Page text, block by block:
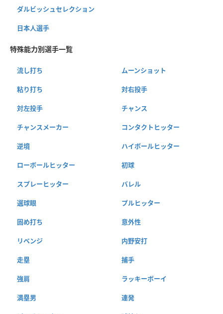
ダルビッシュセレクション
日本人選手
特殊能力別選手一覧
流し打ち ムーンショット
粘り打ち 対右投手
対左投手 チャンス
チャンスメーカー コンタクトヒッター
逆境 ハイボールヒッター
ローボールヒッター 初球
スプレーヒッター バレル
選球眼 プルヒッター
固め打ち 意外性
リベンジ 内野安打
走塁 捕手
強肩 ラッキーボーイ
満塁男 連発